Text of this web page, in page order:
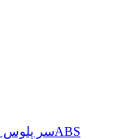
سر پلوس سمت چرخ ۲۱ خارABS